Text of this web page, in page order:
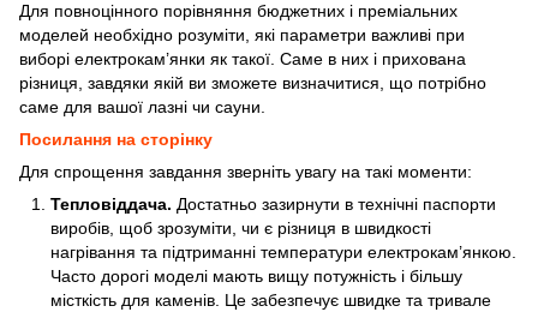
Для повноцінного порівняння бюджетних і преміальних
моделей необхідно розуміти, які параметри важливі при
виборі електрокам’янки як такої. Саме в них і прихована
різниця, завдяки якій ви зможете визначитися, що потрібно
саме для вашої лазні чи сауни.
Посилання на сторінку
Для спрощення завдання зверніть увагу на такі моменти:
Тепловіддача. Достатньо зазирнути в технічні паспорти
виробів, щоб зрозуміти, чи є різниця в швидкості
нагрівання та підтриманні температури електрокам’янкою.
Часто дорогі моделі мають вищу потужність і більшу
місткість для каменів. Це забезпечує швидке та тривале